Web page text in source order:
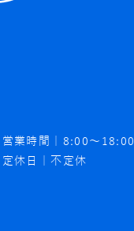
営業時間｜8:00～18:00
定休日｜不定休